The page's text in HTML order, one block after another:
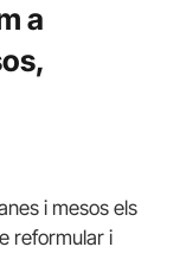
a
i mesos els
reformular i